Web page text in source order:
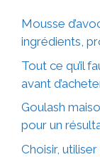
Mousse
ingrédients,
Tout ce qu’il
avant
Goulash
pour un
Choisir,